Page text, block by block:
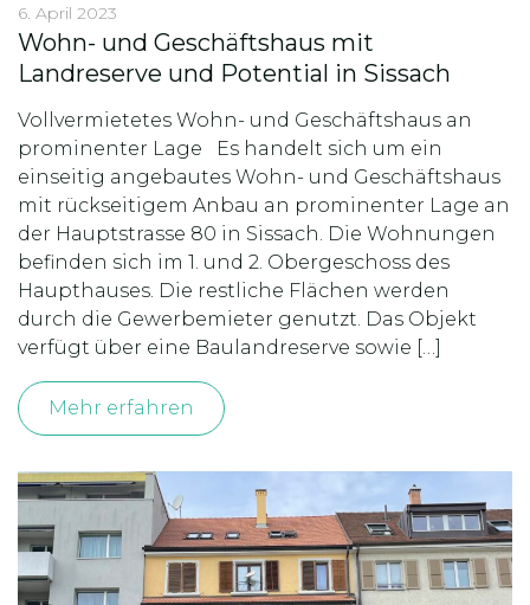
6. April 2023
Wohn- und Geschäftshaus mit
Landreserve und Potential in Sissach
Vollvermietetes Wohn- und Geschäftshaus an
prominenter Lage Es handelt sich um ein
einseitig angebautes Wohn- und Geschäftshaus
mit rückseitigem Anbau an prominenter Lage an
der Hauptstrasse 80 in Sissach. Die Wohnungen
befinden sich im 1. und 2. Obergeschoss des
Haupthauses. Die restliche Flächen werden
durch die Gewerbemieter genutzt. Das Objekt
verfügt über eine Baulandreserve sowie […]
Mehr erfahren